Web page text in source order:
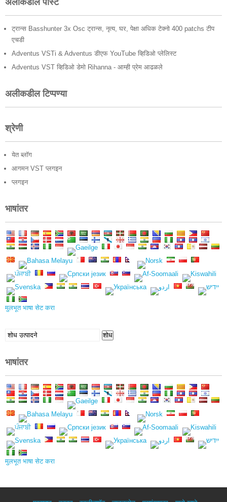
अलीकडील पोस्ट
ट्रान्स Basshunter 3x Osc ट्रान्स, नृत्य, घर, पेक्षा अधिक टेक्नो 400 patchs टीप
एचडी
Adventus VSTi & Adventus डीएफ YouTube व्हिडिओ प्लेलिस्ट
Adventus VST व्हिडिओ डेमो Rihanna - आम्ही प्रेम आढळले
अलीकडील टिप्पण्या
श्रेणी
येत ब्लॉग
आगमन VST प्लगइन
प्लगइन
भाषांतर
मुलभूत भाषा सेट करा
शोध
शोध
भाषांतर
मुलभूत भाषा सेट करा